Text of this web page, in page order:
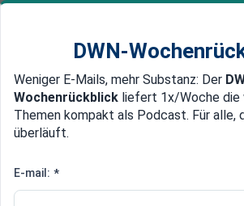
Newsticker MEIN DWN:
Edelmetalle DWN-Magazin
Inseln sollen aufgegeben werden
Leben auf Inseln zu
DWN-
Weniger E-Mails, mehr Substanz: Der
Wochenrückblick liefert 1x/Woche
Themen kompakt als Podcast. Für alle,
überläuft.
E-mail: *